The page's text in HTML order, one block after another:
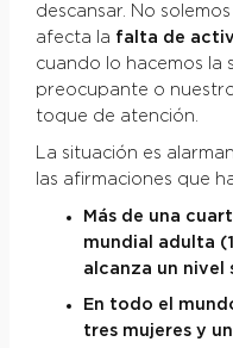
descansar. No
afecta la falta de
cuando lo hacemos la
preocupante o
toque de atención.
La situación es
las afirmaciones que
Más de una
mundial adulta
alcanza un
En todo el
tres mujeres y